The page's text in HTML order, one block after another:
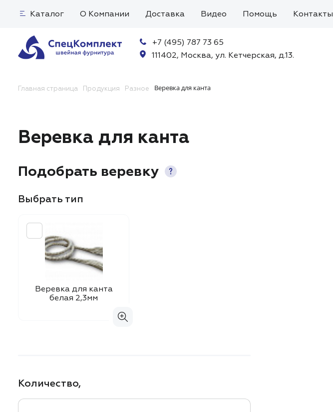
Каталог О Компании Доставка Видео Помощь Контакты
+7 (495) 787 73 65
111402, Москва, ул. Кетчерская, д.13.
Главная страница Продукция Разное Веревка для канта
Веревка для канта
Подобрать веревку
Выбрать тип
Веревка для канта
белая 2,3мм
Количество,